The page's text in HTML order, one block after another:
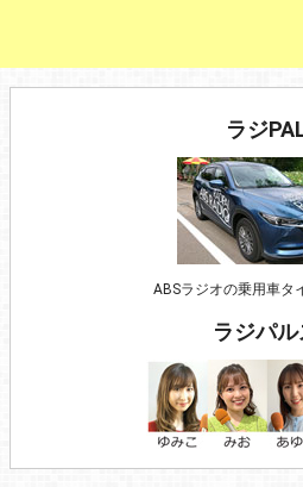
ラジ
ABSラジオの乗用車タ
ラジパル